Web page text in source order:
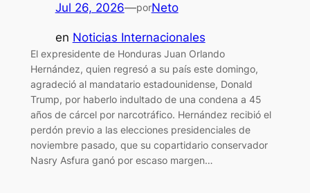
Jul 26, 2026—porNeto
en Noticias Internacionales
El expresidente de Honduras Juan Orlando
Hernández, quien regresó a su país este domingo,
agradeció al mandatario estadounidense, Donald
Trump, por haberlo indultado de una condena a 45
años de cárcel por narcotráfico. Hernández recibió el
perdón previo a las elecciones presidenciales de
noviembre pasado, que su copartidario conservador
Nasry Asfura ganó por escaso margen…